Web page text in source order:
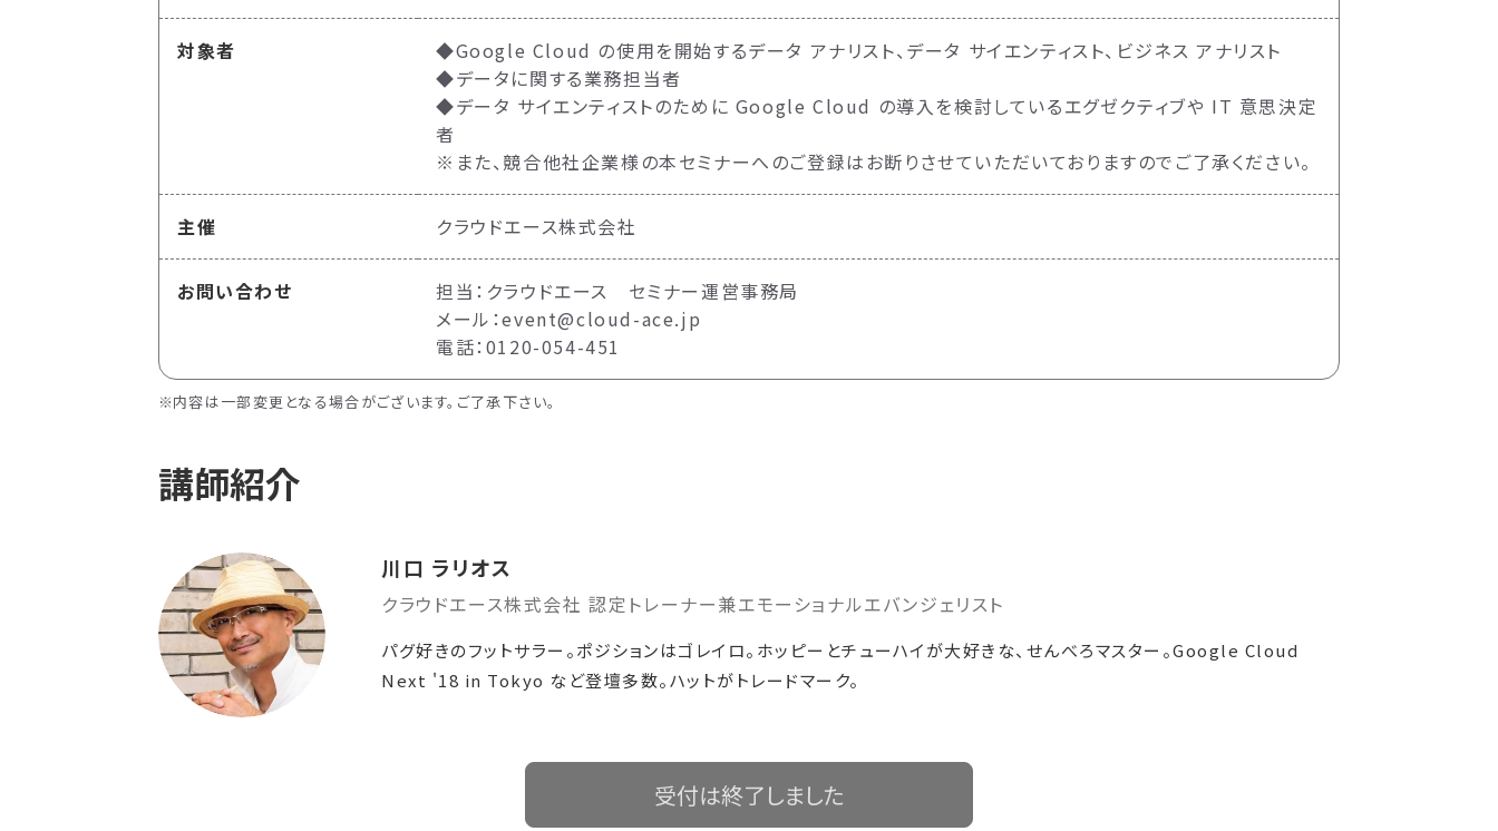
対象者
◆Google Cloud の使用を開始するデータ アナリスト、データ サイエンティスト、ビジネス アナリスト
◆データに関する業務担当者
◆データ サイエンティストのために Google Cloud の導入を検討しているエグゼクティブや IT 意思決定
者
※また、競合他社企業様の本セミナーへのご登録はお断りさせていただいておりますのでご了承ください。
主催 クラウドエース株式会社
お問い合わせ
担当：クラウドエース セミナー運営事務局
メール：event@cloud-ace.jp
電話：0120-054-451
内容は一部変更となる場合がございます。ご了承下さい。
講師紹介
川口 ラリオス
クラウドエース株式会社 認定トレーナー兼エモーショナルエバンジェリスト
パグ好きのフットサラー。ポジションはゴレイロ。ホッピーとチューハイが大好きな、せんべろマスター。Google Cloud
Next '18 in Tokyo など登壇多数。ハットがトレードマーク。
受付は終了しました